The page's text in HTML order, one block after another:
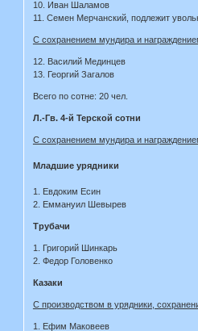
10. Иван Шаламов
11. Семен Мерчанский, подлежит
С сохранением мундира и
12. Василий Мединцев
13. Георгий Загалов
Всего по сотне: 20 чел.
Л.-Гв. 4-й Терской сотни
С сохранением мундира и
Младшие урядники
1. Евдоким Есин
2. Еммануил Шевырев
Трубачи
1. Григорий Шинкарь
2. Федор Головенко
Казаки
С производством в урядники,
1. Ефим Маковеев